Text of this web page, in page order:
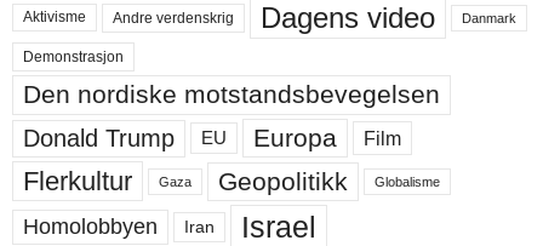
Aktivisme Andre verdenskrig Dagens video Danmark
Demonstrasjon
Den nordiske motstandsbevegelsen
Donald Trump EU Europa Film
Flerkultur Gaza Geopolitikk Globalisme
Homolobbyen Iran Israel